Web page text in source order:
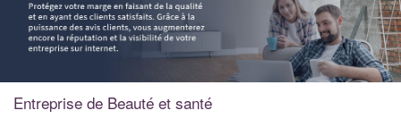
Entreprise de Beauté et santé